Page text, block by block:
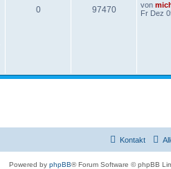
0 97470 von
Fr Dez
Kontakt
Powered by phpBB® Forum Software © phpBB